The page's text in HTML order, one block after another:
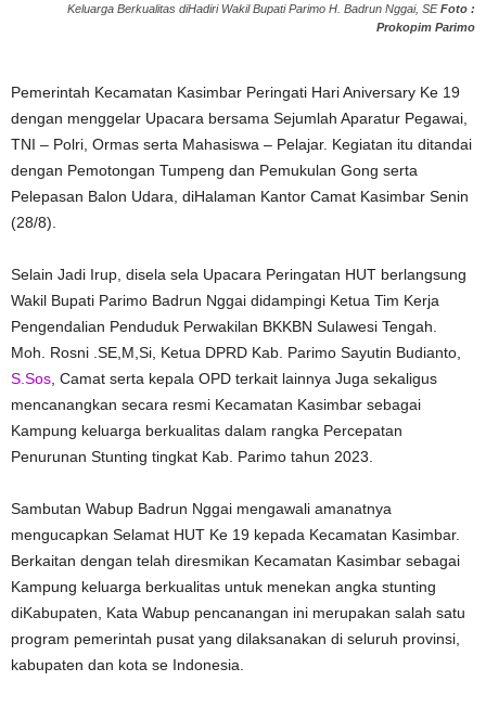
Keluarga Berkualitas diHadiri Wakil Bupati Parimo H. Badrun Nggai, SEFoto :
Prokopim Parimo
Pemerintah Kecamatan Kasimbar Peringati Hari Aniversary Ke 19
dengan menggelar Upacara bersama Sejumlah Aparatur Pegawai,
TNI – Polri, Ormas serta Mahasiswa – Pelajar. Kegiatan itu ditandai
dengan Pemotongan Tumpeng dan Pemukulan Gong serta
Pelepasan Balon Udara, diHalaman Kantor Camat Kasimbar Senin
(28/8).
Selain Jadi Irup, disela sela Upacara Peringatan HUT berlangsung
Wakil Bupati Parimo Badrun Nggai didampingi Ketua Tim Kerja
Pengendalian Penduduk Perwakilan BKKBN Sulawesi Tengah.
Moh. Rosni .SE,M,Si, Ketua DPRD Kab. Parimo Sayutin Budianto,
S.Sos, Camat serta kepala OPD terkait lainnya Juga sekaligus
mencanangkan secara resmi Kecamatan Kasimbar sebagai
Kampung keluarga berkualitas dalam rangka Percepatan
Penurunan Stunting tingkat Kab. Parimo tahun 2023.
Sambutan Wabup Badrun Nggai mengawali amanatnya
mengucapkan Selamat HUT Ke 19 kepada Kecamatan Kasimbar.
Berkaitan dengan telah diresmikan Kecamatan Kasimbar sebagai
Kampung keluarga berkualitas untuk menekan angka stunting
diKabupaten, Kata Wabup pencanangan ini merupakan salah satu
program pemerintah pusat yang dilaksanakan di seluruh provinsi,
kabupaten dan kota se Indonesia.